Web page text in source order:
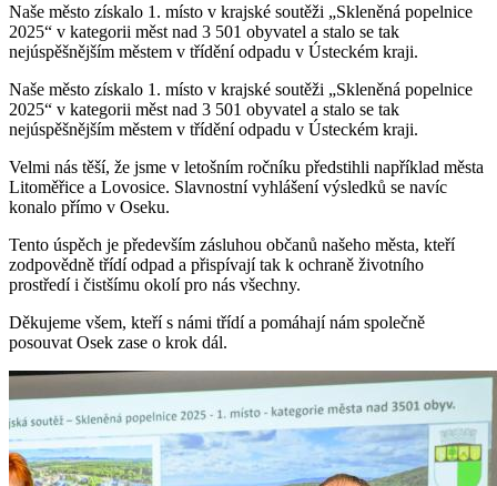
Naše město získalo 1. místo v krajské soutěži „Skleněná popelnice
2025“ v kategorii měst nad 3 501 obyvatel a stalo se tak
nejúspěšnějším městem v třídění odpadu v Ústeckém kraji.
Naše město získalo 1. místo v krajské soutěži „Skleněná popelnice
2025“ v kategorii měst nad 3 501 obyvatel a stalo se tak
nejúspěšnějším městem v třídění odpadu v Ústeckém kraji.
Velmi nás těší, že jsme v letošním ročníku předstihli například města
Litoměřice a Lovosice. Slavnostní vyhlášení výsledků se navíc
konalo přímo v Oseku.
Tento úspěch je především zásluhou občanů našeho města, kteří
zodpovědně třídí odpad a přispívají tak k ochraně životního
prostředí i čistšímu okolí pro nás všechny.
Děkujeme všem, kteří s námi třídí a pomáhají nám společně
posouvat Osek zase o krok dál.